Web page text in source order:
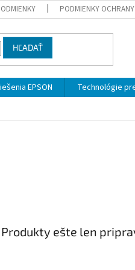
PODMIENKY OCHRANY
HĽADAŤ
EPSON Technológie
Produkty ešte len